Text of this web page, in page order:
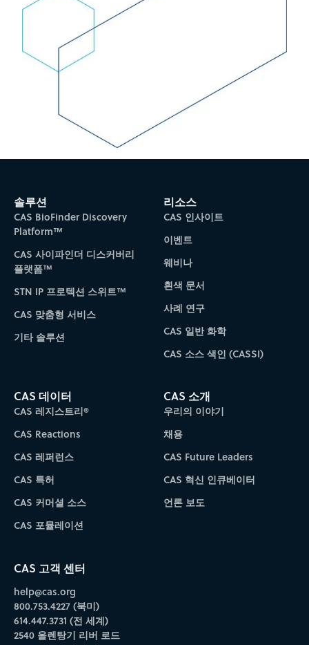
솔루션
CAS BioFinder Discovery
Platform™
CAS 사이파인더 디스커버리
플랫폼™
STN IP 프로텍션 스위트™
CAS 맞춤형 서비스
기타 솔루션
리소스
CAS 인사이트
이벤트
웨비나
흰색 문서
사례 연구
CAS 일반 화학
CAS 소스 색인 (CASSI)
CAS 데이터
CAS 레지스트리®
CAS Reactions
CAS 레퍼런스
CAS 특허
CAS 커머셜 소스
CAS 포뮬레이션
CAS 소개
우리의 이야기
채용
CAS Future Leaders
CAS 혁신 인큐베이터
언론 보도
CAS 고객 센터
help@cas.org
800.753.4227 (북미)
614.447.3731 (전 세계)
2540 올렌탕기 리버 로드